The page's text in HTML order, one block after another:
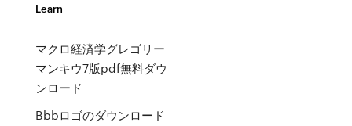
Learn
マクロ経済学グレゴリー
マンキウ7版pdf無料ダウ
ンロード
Bbbロゴのダウンロード